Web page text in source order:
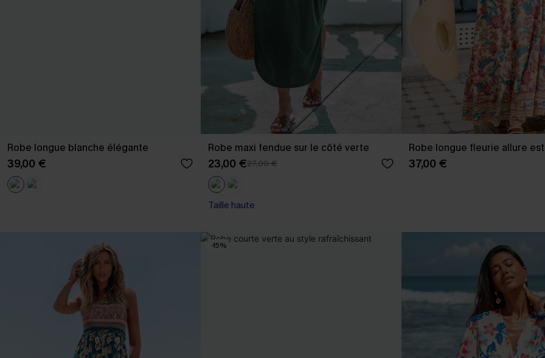
Robe longue blanche élégante
39,00 €
Robe maxi fendue sur le côté verte
23,00 €27,00 €
Taille haute
Robe longue fleurie allure
37,00 €
-15%